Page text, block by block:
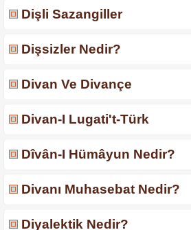
Dişli Sazangiller
Dişsizler Nedir?
Divan Ve Divançe
Divan-I Lugati't-Türk
Dîvân-I Hümâyun Nedir?
Divanı Muhasebat Nedir?
Diyalektik Nedir?